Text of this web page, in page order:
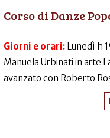
Corso di Danze
Giorni e orari: Lunedì h
Manuela Urbinati in arte
avanzato con Roberto